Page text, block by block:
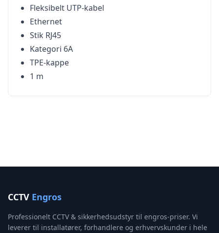
Fleksibelt UTP-kabel
Ethernet
Stik RJ45
Kategori 6A
TPE-kappe
1 m
CCTV Engros
Professionelt CCTV & sikkerhedsudstyr til engros-priser. Vi
leverer til installatører, forhandlere og erhvervskunder i hele